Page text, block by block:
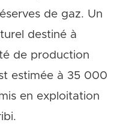
de gaz. Un
destiné à
de production
estimée à 35 000
en exploitation